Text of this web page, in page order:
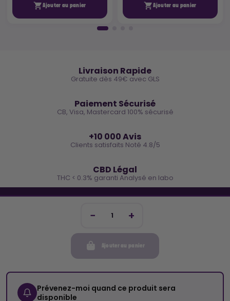
Ajouter au panier
Prévenez-moi quand ce produit sera
disponible
Ajouter au panier Ajouter au panier
Livraison Rapide
Gratuite dès 49€ avec GLS
Paiement Sécurisé
CB, Visa, Mastercard 100% sécurisé
+10 000 Avis
Clients satisfaits Noté 4.8/5
CBD Légal
THC < 0.3% garanti Analysé en labo
Inscris-toi et reçois -10€ sur ta prochaine commande
Cocorikush